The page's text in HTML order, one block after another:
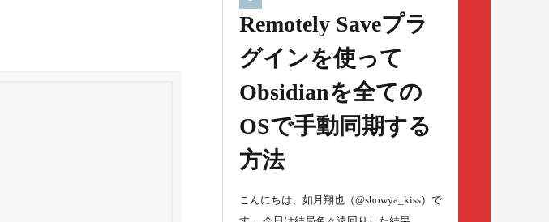
Remotely Saveプラ
グインを使って
Obsidianを全ての
OSで手動同期する
方法
こんにちは、如月翔也（@showya_kiss）で